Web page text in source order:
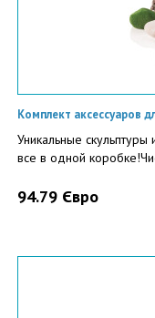
Комплект аксессуаров
Уникальные
все в одной
94.79 Євро